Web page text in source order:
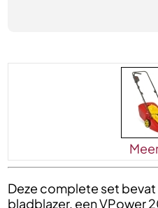
Deze complete set
bladblazer, een VPower